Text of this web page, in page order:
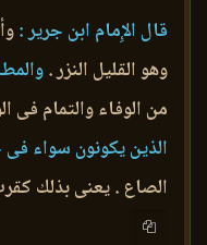
قال الإِمام ابن جرير :
وهو القليل النزر .
من الوفاء والتمام فى
الذين يكونون سواء
الصاع . يعنى بذلك